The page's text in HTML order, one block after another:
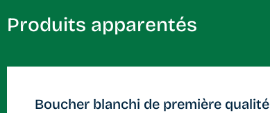
Produits apparentés
Boucher blanchi de première qualité